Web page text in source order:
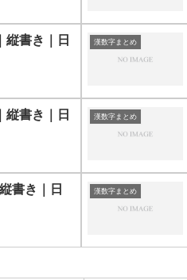
縦書き｜日
漢数字まとめ
縦書き｜日
漢数字まとめ
書き｜日
漢数字まとめ